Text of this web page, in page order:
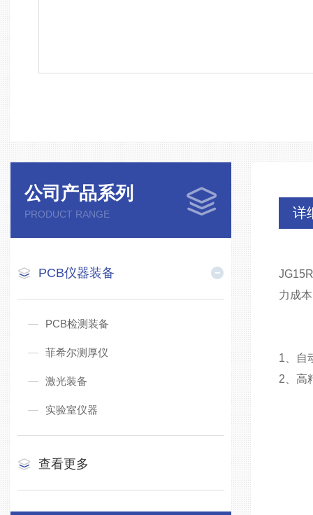
公司产品系列
PRODUCT RANGE
PCB仪器装备
PCB检测装备
菲希尔测厚仪
激光装备
实验室仪器
查看更多
详
力成
1、自
2、高